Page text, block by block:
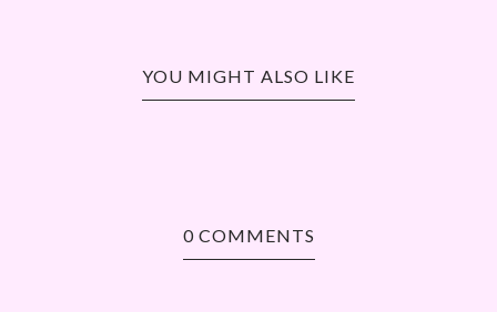
YOU MIGHT ALSO LIKE
0 COMMENTS